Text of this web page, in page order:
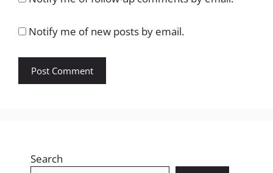
Notify me of new posts by email.
Search